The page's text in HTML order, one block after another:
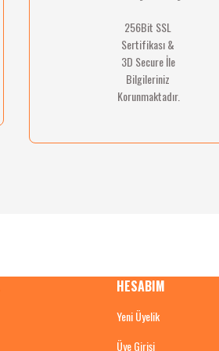
256Bit SSL
Sertifikası &
3D Secure İle
Bilgileriniz
Korunmaktadır.
HESABIM
Yeni Üyelik
Üye Girişi